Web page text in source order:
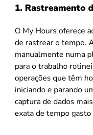
1. Rastreamento
O My Hours oferece
de rastrear o tempo.
manualmente numa
para o trabalho
operações que têm
iniciando e parando
captura de dados
exata de tempo gasto